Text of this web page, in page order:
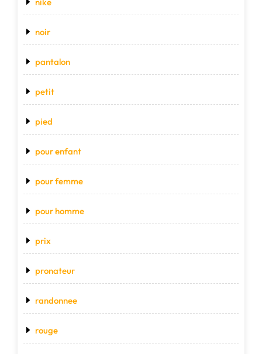
noir
pantalon
petit
pied
pour enfant
pour femme
pour homme
prix
pronateur
randonnee
rouge